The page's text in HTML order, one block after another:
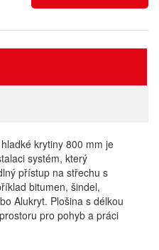
krytiny 800 mm je
systém, který
přístup na střechu s
bitumen, šindel,
Alukryt. Plošina s délkou
pro pohyb a práci